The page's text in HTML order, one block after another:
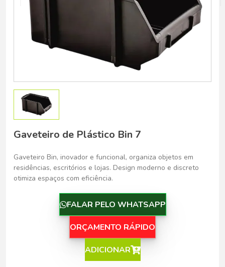
Gaveteiro de Plástico Bin 7
Gaveteiro Bin, inovador e funcional, organiza objetos em
residências, escritórios e lojas. Design moderno e discreto
otimiza espaços com eficiência.
FALAR PELO WHATSAPP
ORÇAMENTO RÁPIDO
ADICIONAR
Belo Horizonte - Belo Horizonte